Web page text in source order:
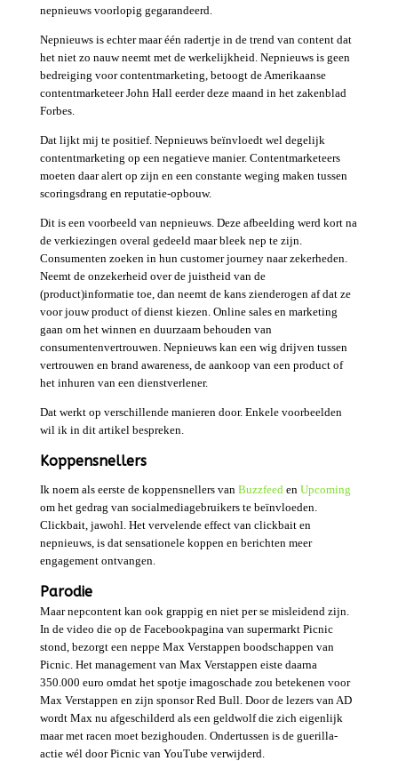
nepnieuws voorlopig gegarandeerd.
Nepnieuws is echter maar één radertje in de trend van content dat
het niet zo nauw neemt met de werkelijkheid. Nepnieuws is geen
bedreiging voor contentmarketing, betoogt de Amerikaanse
contentmarketeer John Hall eerder deze maand in het zakenblad
Forbes.
Dat lijkt mij te positief. Nepnieuws beïnvloedt wel degelijk
contentmarketing op een negatieve manier. Contentmarketeers
moeten daar alert op zijn en een constante weging maken tussen
scoringsdrang en reputatie-opbouw.
Dit is een voorbeeld van nepnieuws. Deze afbeelding werd kort na
de verkiezingen overal gedeeld maar bleek nep te zijn.
Consumenten zoeken in hun customer journey naar zekerheden.
Neemt de onzekerheid over de juistheid van de
(product)informatie toe, dan neemt de kans zienderogen af dat ze
voor jouw product of dienst kiezen. Online sales en marketing
gaan om het winnen en duurzaam behouden van
consumentenvertrouwen. Nepnieuws kan een wig drijven tussen
vertrouwen en brand awareness, de aankoop van een product of
het inhuren van een dienstverlener.
Dat werkt op verschillende manieren door. Enkele voorbeelden
wil ik in dit artikel bespreken.
Koppensnellers
Ik noem als eerste de koppensnellers van Buzzfeeden Upcoming
om het gedrag van socialmediagebruikers te beïnvloeden.
Clickbait, jawohl. Het vervelende effect van clickbait en
nepnieuws, is dat sensationele koppen en berichten meer
engagement ontvangen.
Parodie
Maar nepcontent kan ook grappig en niet per se misleidend zijn.
In de video die op de Facebookpagina van supermarkt Picnic
stond, bezorgt een neppe Max Verstappen boodschappen van
Picnic. Het management van Max Verstappen eiste daarna
350.000 euro omdat het spotje imagoschade zou betekenen voor
Max Verstappen en zijn sponsor Red Bull. Door de lezers van AD
wordt Max nu afgeschilderd als een geldwolf die zich eigenlijk
maar met racen moet bezighouden. Ondertussen is de guerilla-
actie wél door Picnic van YouTube verwijderd.